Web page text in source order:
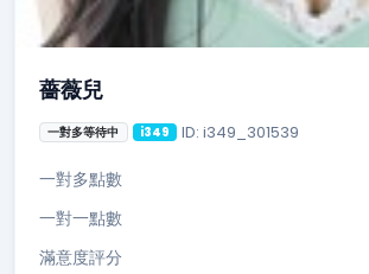
薔薇兒
一對多等待中 i349 ID: i349_301539
一對多點數
一對一點數
滿意度評分